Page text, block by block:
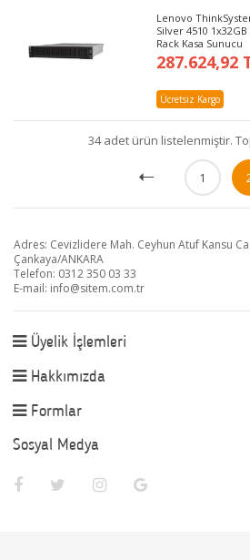
Lenovo
Silver 4510
Rack Kasa Sunucu
287.624,92
Ücretsiz Kargo
34 adet ürün listelenmiştir.
1
Adres: Cevizlidere Mah. Ceyhun Atuf Kansu
Çankaya/ANKARA
Telefon: 0312 350 03 33
E-mail: info@sitem.com.tr
Üyelik İşlemleri
Hakkımızda
Formlar
Sosyal Medya